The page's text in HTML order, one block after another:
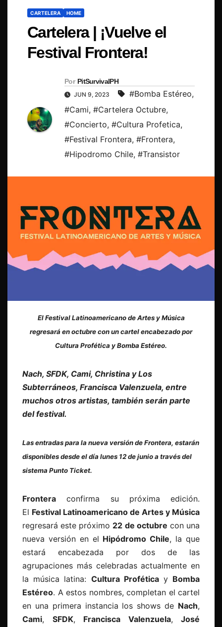
CARTELERA HOME
Cartelera | ¡Vuelve el
Festival Frontera!
Por PitSurvivalPH
JUN 9, 2023 #Bomba Estéreo,
#Cami, #Cartelera Octubre,
#Concierto, #Cultura Profetica,
#Festival Frontera, #Frontera,
#Hipodromo Chile, #Transistor
El Festival Latinoamericano de Artes y Música
regresará en octubre con un cartel encabezado por
Cultura Profética y Bomba Estéreo.
Nach, SFDK, Cami, Christina y Los
Subterráneos, Francisca Valenzuela, entre
muchos otros artistas, también serán parte
del festival.
Las entradas para la nueva versión de Frontera, estarán
disponibles desde el día lunes 12 de junio a través del
sistema Punto Ticket.
Frontera confirma su próxima edición.
El Festival Latinoamericano de Artes y Música
regresará este próximo 22 de octubre con una
nueva versión en el Hipódromo Chile, la que
estará encabezada por dos de las
agrupaciones más celebradas actualmente en
la música latina: Cultura Proféticay Bomba
Estéreo. A estos nombres, completan el cartel
en una primera instancia los shows de Nach,
Cami, SFDK, Francisca Valenzuela, José